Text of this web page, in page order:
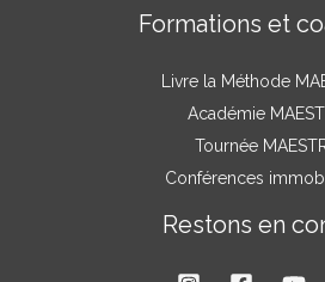
Formations et
Livre la Méthode
Académie
Tournée
Conférences
Restons en